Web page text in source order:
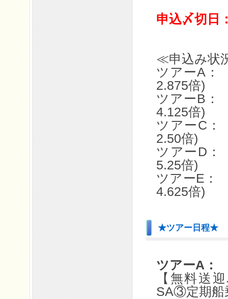
申込〆切日
≪申込み状
ツアーA：
2.875倍)
ツアーB：
4.125倍)
ツアーC：
2.50倍)
ツアーD：
5.25倍)
ツアーE：
4.625倍)
★ツアー日程★
ツアーA：
【無料送
SA③定期船